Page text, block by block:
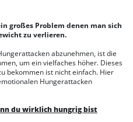
großes Problem denen man sich
zu verlieren.
abzunehmen, ist die
um ein vielfaches höher. Dieses
bekommen ist nicht einfach. Hier
Hungerattacken
du wirklich hungrig bist